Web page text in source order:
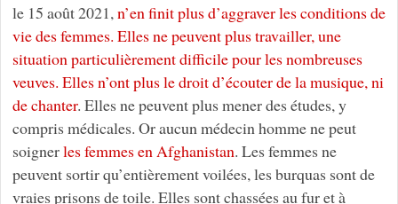
le 15 août 2021, n’en finit plus d’aggraver les conditions de
vie des femmes. Elles ne peuvent plus travailler, une
situation particulièrement difficile pour les nombreuses
veuves. Elles n’ont plus le droit d’écouter de la musique, ni
de chanter. Elles ne peuvent plus mener des études, y
compris médicales. Or aucun médecin homme ne peut
soignerles femmes en Afghanistan. Les femmes ne
peuvent sortir qu’entièrement voilées, les burquas sont de
vraies prisons de toile. Elles sont chassées au fur et à